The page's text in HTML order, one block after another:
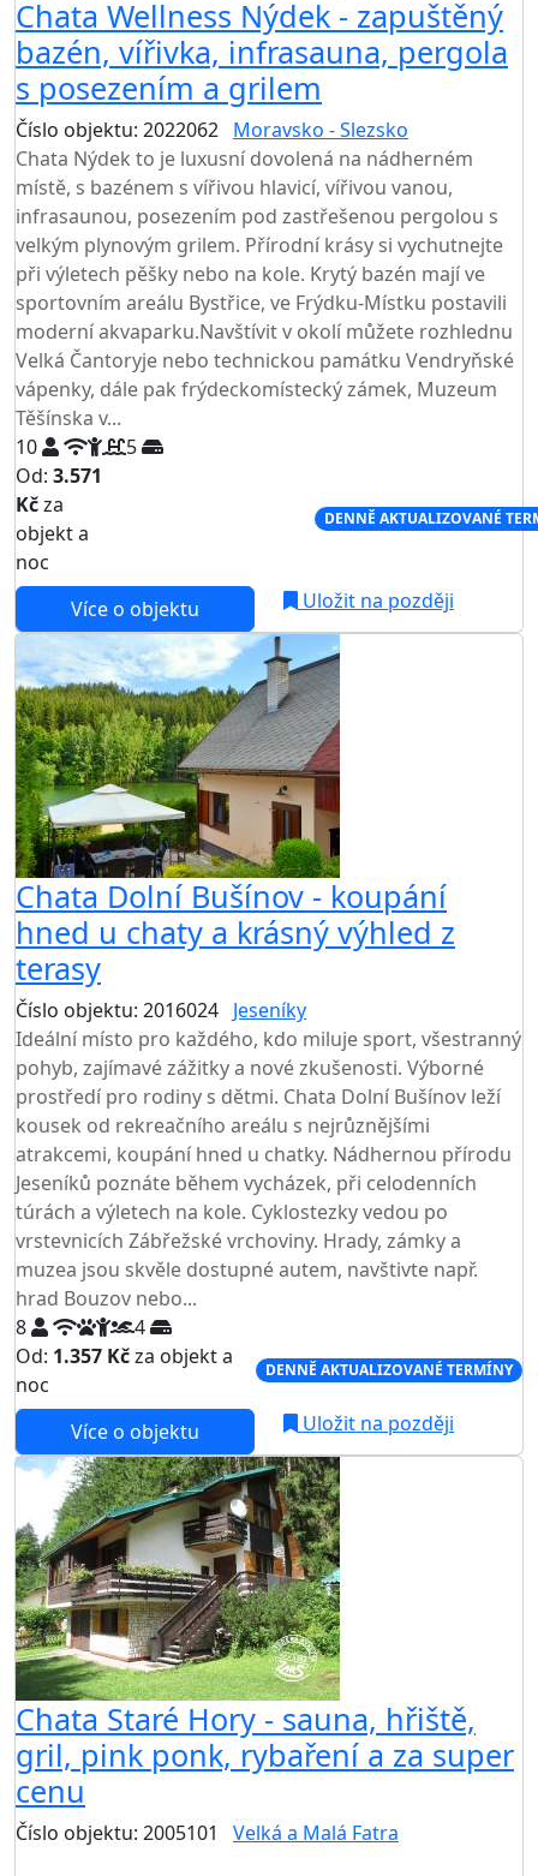
Chata Wellness Nýdek - zapuštěný
bazén, vířivka, infrasauna, pergola
s posezením a grilem
Číslo objektu: 2022062 Moravsko - Slezsko
Chata Nýdek to je luxusní dovolená na nádherném
místě, s bazénem s vířivou hlavicí, vířivou vanou,
infrasaunou, posezením pod zastřešenou pergolou s
velkým plynovým grilem. Přírodní krásy si vychutnejte
při výletech pěšky nebo na kole. Krytý bazén mají ve
sportovním areálu Bystřice, ve Frýdku-Místku postavili
moderní akvaparku.Navštívit v okolí můžete rozhlednu
Velká Čantoryje nebo technickou památku Vendryňské
vápenky, dále pak frýdeckomístecký zámek, Muzeum
Těšínska v...
10
5
Od: 3.571
Kčza
objekt a
noc
DENNĚ AKTUALIZOVANÉ
Více o objektu Uložit na později
Chata Dolní Bušínov - koupání
hned u chaty a krásný výhled z
terasy
Číslo objektu: 2016024 Jeseníky
Ideální místo pro každého, kdo miluje sport, všestranný
pohyb, zajímavé zážitky a nové zkušenosti. Výborné
prostředí pro rodiny s dětmi. Chata Dolní Bušínov leží
kousek od rekreačního areálu s nejrůznějšími
atrakcemi, koupání hned u chatky. Nádhernou přírodu
Jeseníků poznáte během vycházek, při celodenních
túrách a výletech na kole. Cyklostezky vedou po
vrstevnicích Zábřežské vrchoviny. Hrady, zámky a
muzea jsou skvěle dostupné autem, navštivte např.
hrad Bouzov nebo...
8
4
Od: 1.357 Kčza objekt a
noc
DENNĚ AKTUALIZOVANÉ TERMÍNY
Více o objektu Uložit na později
Chata Staré Hory - sauna, hřiště,
gril, pink ponk, rybaření a za super
cenu
Číslo objektu: 2005101 Velká a Malá Fatra